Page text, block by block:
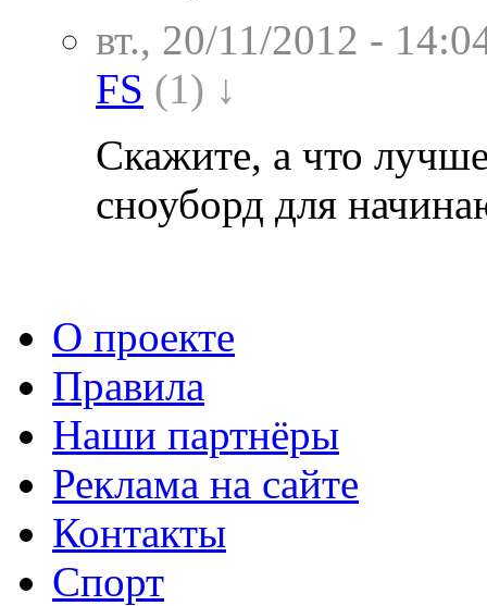
вт., 20/11/2012 -
FS (1) ↓
Скажите, а что
сноуборд для
О проекте
Правила
Наши партнёры
Реклама на сайте
Контакты
Спорт